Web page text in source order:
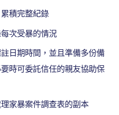
積完整紀錄
次受暴的情況
日期時間，並且準備多份備
時可委託信任的親友協助保
家暴案件調查表的副本